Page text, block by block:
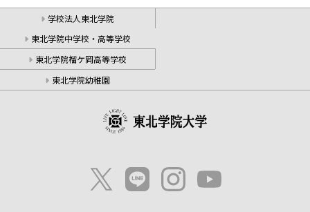
学校法人東北学院
東北学院中学校・高等学校
東北学院榴ケ岡高等学校
東北学院幼稚園